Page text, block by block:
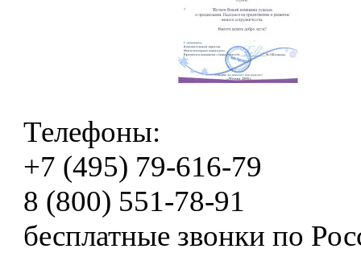
Телефоны:
+7 (495) 79-616-79
8 (800) 551-78-91
бесплатные звонки по